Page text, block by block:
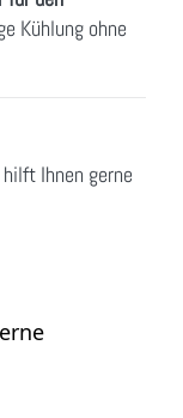
Kühlung ohne
Ihnen gerne